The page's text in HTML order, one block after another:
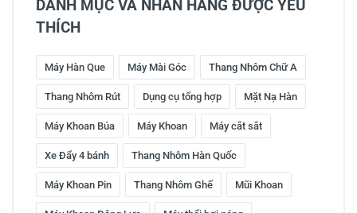
DANH MỤC VÀ NHÃN HÀNG ĐƯỢC YÊU
THÍCH
Máy Hàn Que Máy Mài Góc Thang Nhôm Chữ A
Thang Nhôm Rút Dụng cụ tổng hợp Mặt Nạ Hàn
Máy Khoan Búa Máy Khoan Máy cắt sắt
Xe Đẩy 4 bánh Thang Nhôm Hàn Quốc
Máy Khoan Pin Thang Nhôm Ghế Mũi Khoan